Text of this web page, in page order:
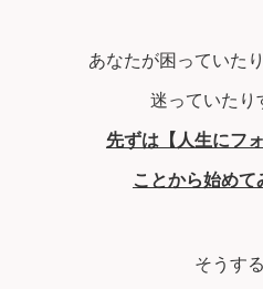
あなたが困っていた
迷っていたり
先ずは【人生にフ
ことから始めて
そうする